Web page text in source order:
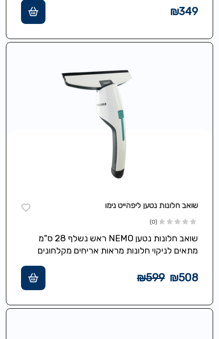
₪349
שואב חלונות נטען ליפהייט נימו
(0)
שואב חלונות נטען NEMO ראש נשלף 28 ס"מ
מתאים לניקוי חלונות מראות אריחים מקלחונים
₪599 ₪508